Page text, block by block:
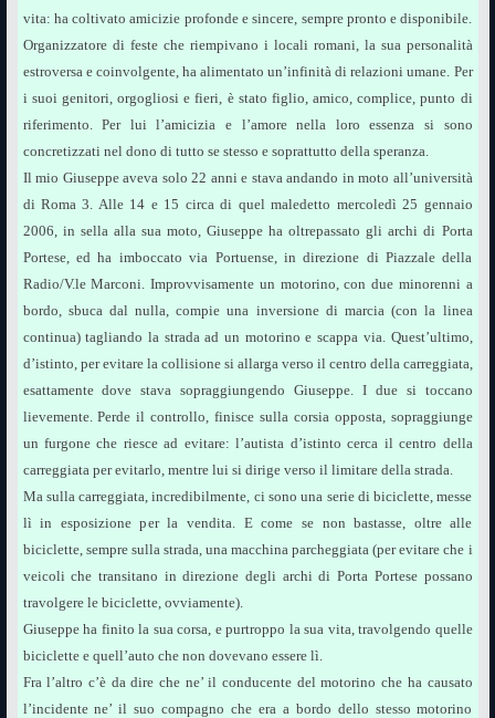
vita: ha coltivato amicizie profonde e sincere, sempre pronto e disponibile.
Organizzatore di feste che riempivano i locali romani, la sua personalità
estroversa e coinvolgente, ha alimentato un’infinità di relazioni umane. Per
i suoi genitori, orgogliosi e fieri, è stato figlio, amico, complice, punto di
riferimento. Per lui l’amicizia e l’amore nella loro essenza si sono
concretizzati nel dono di tutto se stesso e soprattutto della speranza.
Il mio Giuseppe aveva solo 22 anni e stava andando in moto all’università
di Roma 3. Alle 14 e 15 circa di quel maledetto mercoledì 25 gennaio
2006, in sella alla sua moto, Giuseppe ha oltrepassato gli archi di Porta
Portese, ed ha imboccato via Portuense, in direzione di Piazzale della
Radio/V.le Marconi. Improvvisamente un motorino, con due minorenni a
bordo, sbuca dal nulla, compie una inversione di marcia (con la linea
continua) tagliando la strada ad un motorino e scappa via. Quest’ultimo,
d’istinto, per evitare la collisione si allarga verso il centro della carreggiata,
esattamente dove stava sopraggiungendo Giuseppe. I due si toccano
lievemente. Perde il controllo, finisce sulla corsia opposta, sopraggiunge
un furgone che riesce ad evitare: l’autista d’istinto cerca il centro della
carreggiata per evitarlo, mentre lui si dirige verso il limitare della strada.
Ma sulla carreggiata, incredibilmente, ci sono una serie di biciclette, messe
lì in esposizione per la vendita. E come se non bastasse, oltre alle
biciclette, sempre sulla strada, una macchina parcheggiata (per evitare che i
veicoli che transitano in direzione degli archi di Porta Portese possano
travolgere le biciclette, ovviamente).
Giuseppe ha finito la sua corsa, e purtroppo la sua vita, travolgendo quelle
biciclette e quell’auto che non dovevano essere lì.
Fra l’altro c’è da dire che ne’ il conducente del motorino che ha causato
l’incidente ne’ il suo compagno che era a bordo dello stesso motorino